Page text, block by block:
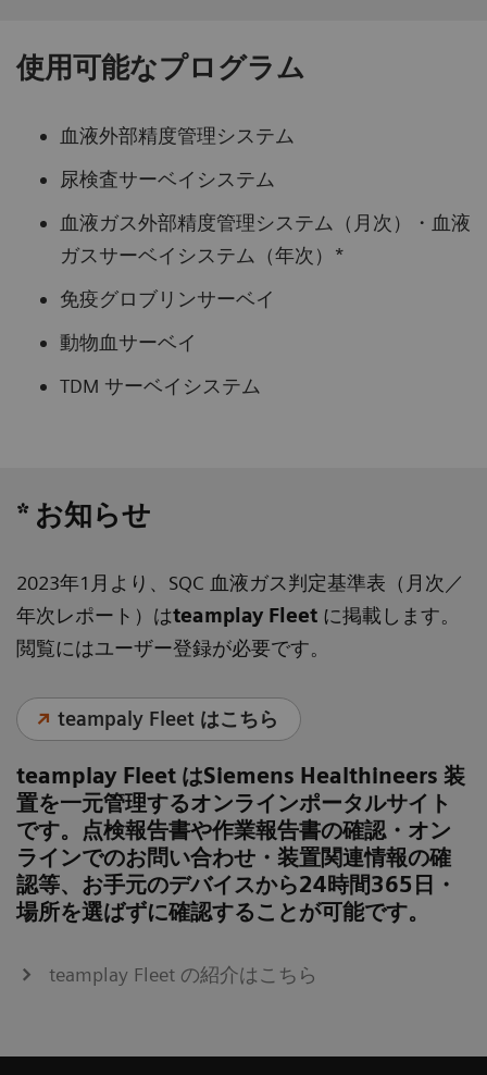
使用可能なプログラム
血液外部精度管理システム
尿検査サーベイシステム
血液ガス外部精度管理システム（月次）・血液
ガスサーベイシステム（年次）*
免疫グロブリンサーベイ
動物血サーベイ
TDM サーベイシステム
* お知らせ
2023年1月より、SQC 血液ガス判定基準表（月次／
年次レポート）はteamplay Fleet に掲載します。
閲覧にはユーザー登録が必要です。
teampaly Fleet はこちら
teamplay Fleet はSiemens Healthineers 装
置を一元管理するオンラインポータルサイト
です。点検報告書や作業報告書の確認・オン
ラインでのお問い合わせ・装置関連情報の確
認等、お手元のデバイスから24時間365日・
場所を選ばずに確認することが可能です。
teamplay Fleet の紹介はこちら